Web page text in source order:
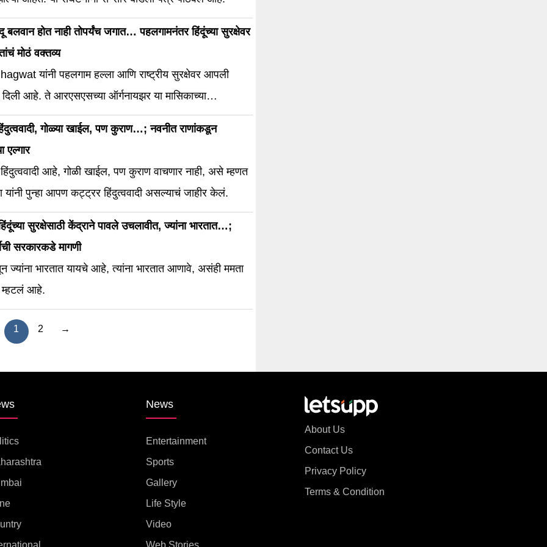
बलवान होत नाही तोपर्यंच जगात… पहलगामनंतर हिंदूंच्या सुरक्षेवर
मोठं वक्तव्य
यांनी पहलगाम हल्ला आणि राष्ट्रीय सुरक्षेवर आपली
दिली आहे. ते आरएसएसच्या ऑर्गनायझर या मासिकाच्या
वेळी बोलत होते.
गोळ्या खाईल, पण कुराण…; नवनीत राणांकडून
एल्गार
यांनी पुन्हा आपण कट्ट्रर हिंदुत्ववादी असल्याचं जाहीर केलं.
सुरक्षेसाठी केंद्राने पावले उचलावीत, ज्यांना भारतात…;
सरकारकडे मागणी
ज्यांना भारतात यायचे आहे, त्यांना भारतात आणावे, असंही ममता
म्हटलं आहे.
1 2 →
News
Entertainment
Sports
Gallery
Life Style
Video
Web Stories
About Us
Contact Us
Privacy Policy
Terms & Condition